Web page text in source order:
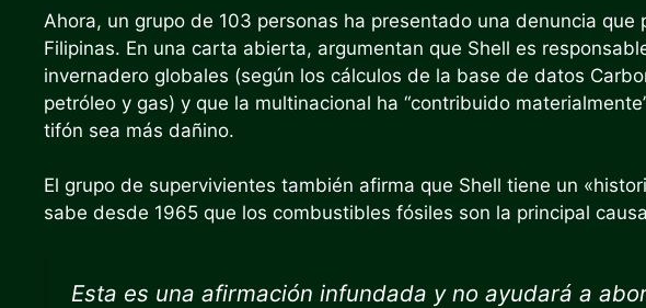
Ahora, un grupo de 103 personas ha presentado una denuncia
Filipinas. En una carta abierta, argumentan que Shell es
invernadero globales (según los cálculos de la base de datos
petróleo y gas) y que la multinacional ha “contribuido
tifón sea más dañino.
El grupo de supervivientes también afirma que Shell tiene un
sabe desde 1965 que los combustibles fósiles son la principal
Esta es una afirmación infundada y no ayudará a